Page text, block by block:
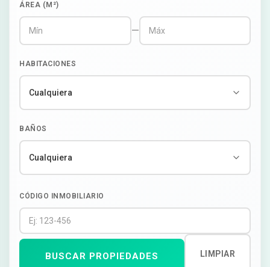
ÁREA (M²)
—
HABITACIONES
BAÑOS
CÓDIGO INMOBILIARIO
BUSCAR PROPIEDADES LIMPIAR